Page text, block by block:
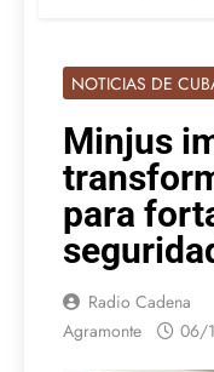
NOTICIAS DE
Minjus
para
Radio Cadena
Agramonte
06/